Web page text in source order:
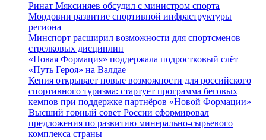
Ринат Мяксиняев обсудил с министром спорта
Мордовии развитие спортивной инфраструктуры
региона
Минспорт расширил возможности для спортсменов
стрелковых дисциплин
«Новая Формация» поддержала подростковый слёт
«Путь Героя» на Валдае
Кения открывает новые возможности для российского
спортивного туризма: стартует программа беговых
кемпов при поддержке партнёров «Новой Формации»
Высший горный совет России сформировал
предложения по развитию минерально-сырьевого
комплекса страны